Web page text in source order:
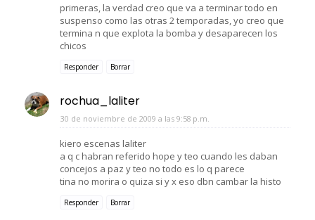
primeras, la verdad creo que va a terminar todo en
suspenso como las otras 2 temporadas, yo creo que
termina n que explota la bomba y desaparecen los
chicos
Responder Borrar
rochua_laliter
30 de noviembre de 2009 a las 9:58 p.m.
kiero escenas laliter
a q c habran referido hope y teo cuando les daban
concejos a paz y teo no todo es lo q parece
tina no morira o quiza si y x eso dbn cambar la histo
Responder Borrar